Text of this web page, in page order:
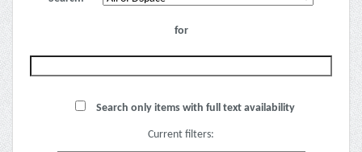
for
Search only items with full text availability
Current filters: